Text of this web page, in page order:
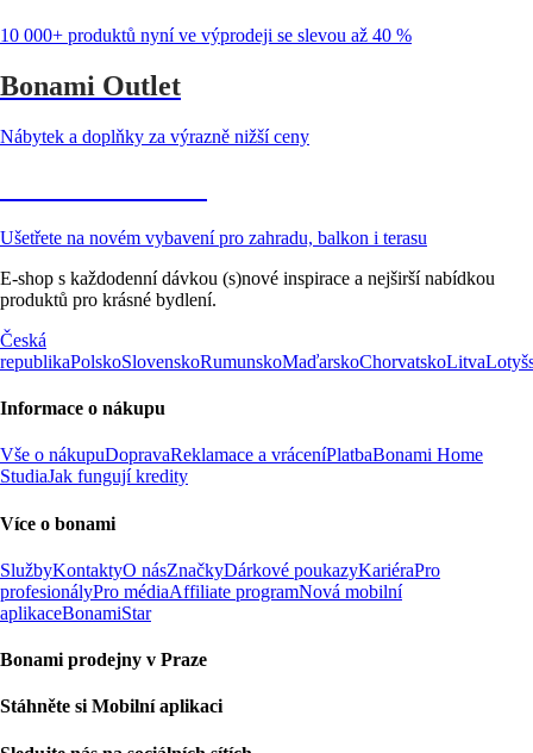
10 000+ produktů nyní ve výprodeji se slevou až 40 %
Bonami Outlet
Nábytek a doplňky za výrazně nižší ceny
Ušetřete na novém vybavení pro zahradu, balkon i terasu
E-shop s každodenní dávkou (s)nové inspirace a nejširší nabídkou
produktů pro krásné bydlení.
Česká
republikaPolskoSlovenskoRumunskoMaďarskoChorvatskoLitva
Informace o nákupu
Vše o nákupuDopravaReklamace a vráceníPlatbaBonami Home
StudiaJak fungují kredity
Více o bonami
SlužbyKontaktyO násZnačkyDárkové poukazyKariéraPro
profesionályPro médiaAffiliate programNová mobilní
aplikaceBonamiStar
Bonami prodejny v Praze
Stáhněte si Mobilní aplikaci